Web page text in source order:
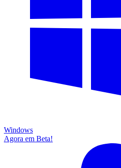
Windows
Agora em Beta!